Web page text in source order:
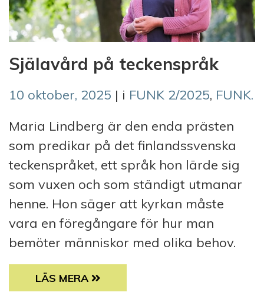
Själavård på teckenspråk
10 oktober, 2025 | i FUNK 2/2025, FUNK.
Maria Lindberg är den enda prästen
som predikar på det finlandssvenska
teckenspråket, ett språk hon lärde sig
som vuxen och som ständigt utmanar
henne. Hon säger att kyrkan måste
vara en föregångare för hur man
bemöter människor med olika behov.
SJÄLAVÅRD PÅ TECKENSPRÅK
LÄS MERA